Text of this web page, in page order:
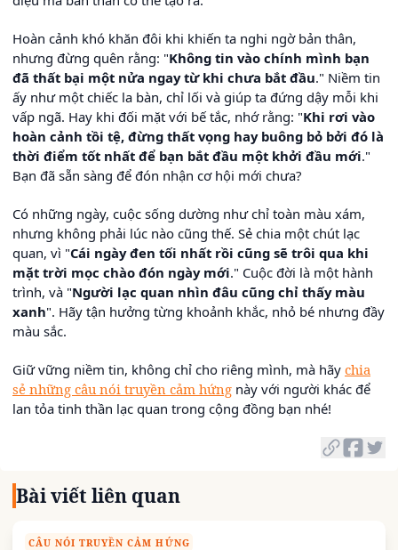
Hoàn cảnh khó khăn đôi khi khiến ta nghi ngờ bản thân,
nhưng đừng quên rằng: "Không tin vào chính mình bạn
đã thất bại một nửa ngay từ khi chưa bắt đầu." Niềm tin
ấy như một chiếc la bàn, chỉ lối và giúp ta đứng dậy mỗi khi
vấp ngã. Hay khi đối mặt với bế tắc, nhớ rằng: "Khi rơi vào
hoàn cảnh tồi tệ, đừng thất vọng hay buông bỏ bởi đó là
thời điểm tốt nhất để bạn bắt đầu một khởi đầu mới."
Bạn đã sẵn sàng để đón nhận cơ hội mới chưa?
Có những ngày, cuộc sống dường như chỉ toàn màu xám,
nhưng không phải lúc nào cũng thế. Sẻ chia một chút lạc
quan, vì "Cái ngày đen tối nhất rồi cũng sẽ trôi qua khi
mặt trời mọc chào đón ngày mới." Cuộc đời là một hành
trình, và "Người lạc quan nhìn đâu cũng chỉ thấy màu
xanh". Hãy tận hưởng từng khoảnh khắc, nhỏ bé nhưng đầy
màu sắc.
Giữ vững niềm tin, không chỉ cho riêng mình, mà hãy chia
sẻ những câu nói truyền cảm hứng này với người khác để
lan tỏa tinh thần lạc quan trong cộng đồng bạn nhé!
Bài viết liên quan
CÂU NÓI TRUYỀN CẢM HỨNG